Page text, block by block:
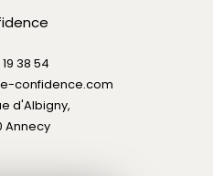
38 54
confidence.com
d'Albigny,
annecy